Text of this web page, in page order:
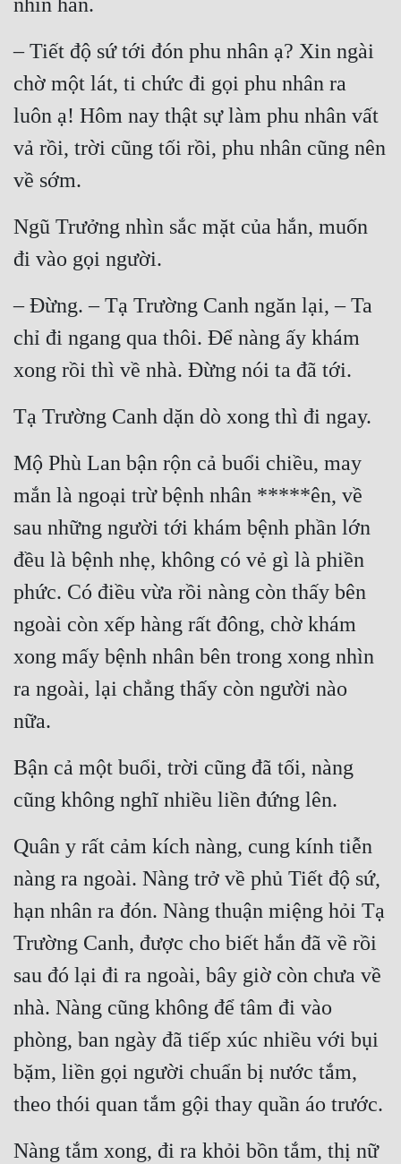
Tính Cách Nhân Vật :
Cơ Trí
Sát Phạt Quyết Đoán
Vô Sỉ
Điềm Đạm
nhìn hắn.
– Tiết độ sứ tới đón phu nhân ạ? Xin ngài
chờ một lát, ti chức đi gọi phu nhân ra
luôn ạ! Hôm nay thật sự làm phu nhân vất
vả rồi, trời cũng tối rồi, phu nhân cũng nên
về sớm.
Ngũ Trưởng nhìn sắc mặt của hắn, muốn
đi vào gọi người.
– Đừng. – Tạ Trường Canh ngăn lại, – Ta
chỉ đi ngang qua thôi. Để nàng ấy khám
xong rồi thì về nhà. Đừng nói ta đã tới.
Tạ Trường Canh dặn dò xong thì đi ngay.
Mộ Phù Lan bận rộn cả buổi chiều, may
mắn là ngoại trừ bệnh nhân *****ên, về
sau những người tới khám bệnh phần lớn
đều là bệnh nhẹ, không có vẻ gì là phiền
phức. Có điều vừa rồi nàng còn thấy bên
ngoài còn xếp hàng rất đông, chờ khám
xong mấy bệnh nhân bên trong xong nhìn
ra ngoài, lại chẳng thấy còn người nào
nữa.
Bận cả một buổi, trời cũng đã tối, nàng
cũng không nghĩ nhiều liền đứng lên.
Quân y rất cảm kích nàng, cung kính tiễn
nàng ra ngoài. Nàng trở về phủ Tiết độ sứ,
hạn nhân ra đón. Nàng thuận miệng hỏi Tạ
Trường Canh, được cho biết hắn đã về rồi
sau đó lại đi ra ngoài, bây giờ còn chưa về
nhà. Nàng cũng không để tâm đi vào
phòng, ban ngày đã tiếp xúc nhiều với bụi
bặm, liền gọi người chuẩn bị nước tắm,
theo thói quan tắm gội thay quần áo trước.
Nàng tắm xong, đi ra khỏi bồn tắm, thị nữ